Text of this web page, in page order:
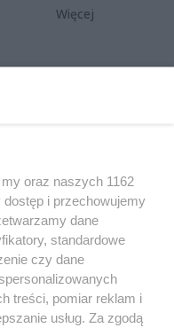
Więcej
Reklama
Redakcja
koncert z okazji
20. urodzin portalu
wSzczecinie.pl
konkursów
oraz naszych 1162
i przechowujemy
dane
standardowe
czy dane
treści, pomiar reklam i
usług. Za zgodą